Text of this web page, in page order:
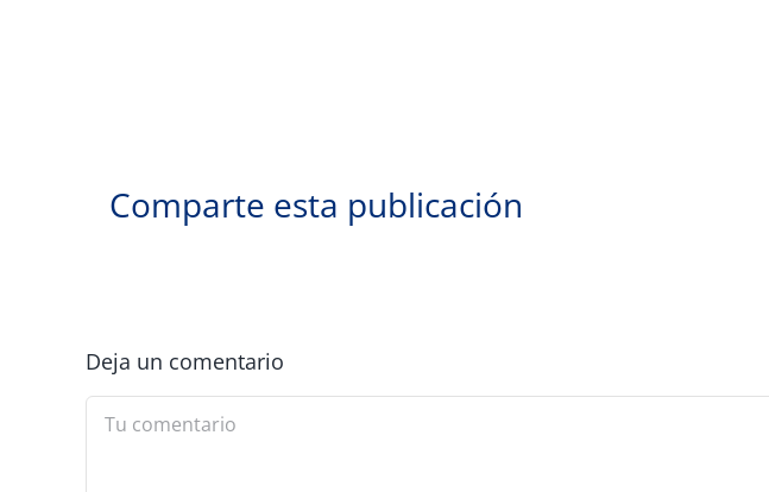
Comparte esta publicación
Deja un comentario
Comment